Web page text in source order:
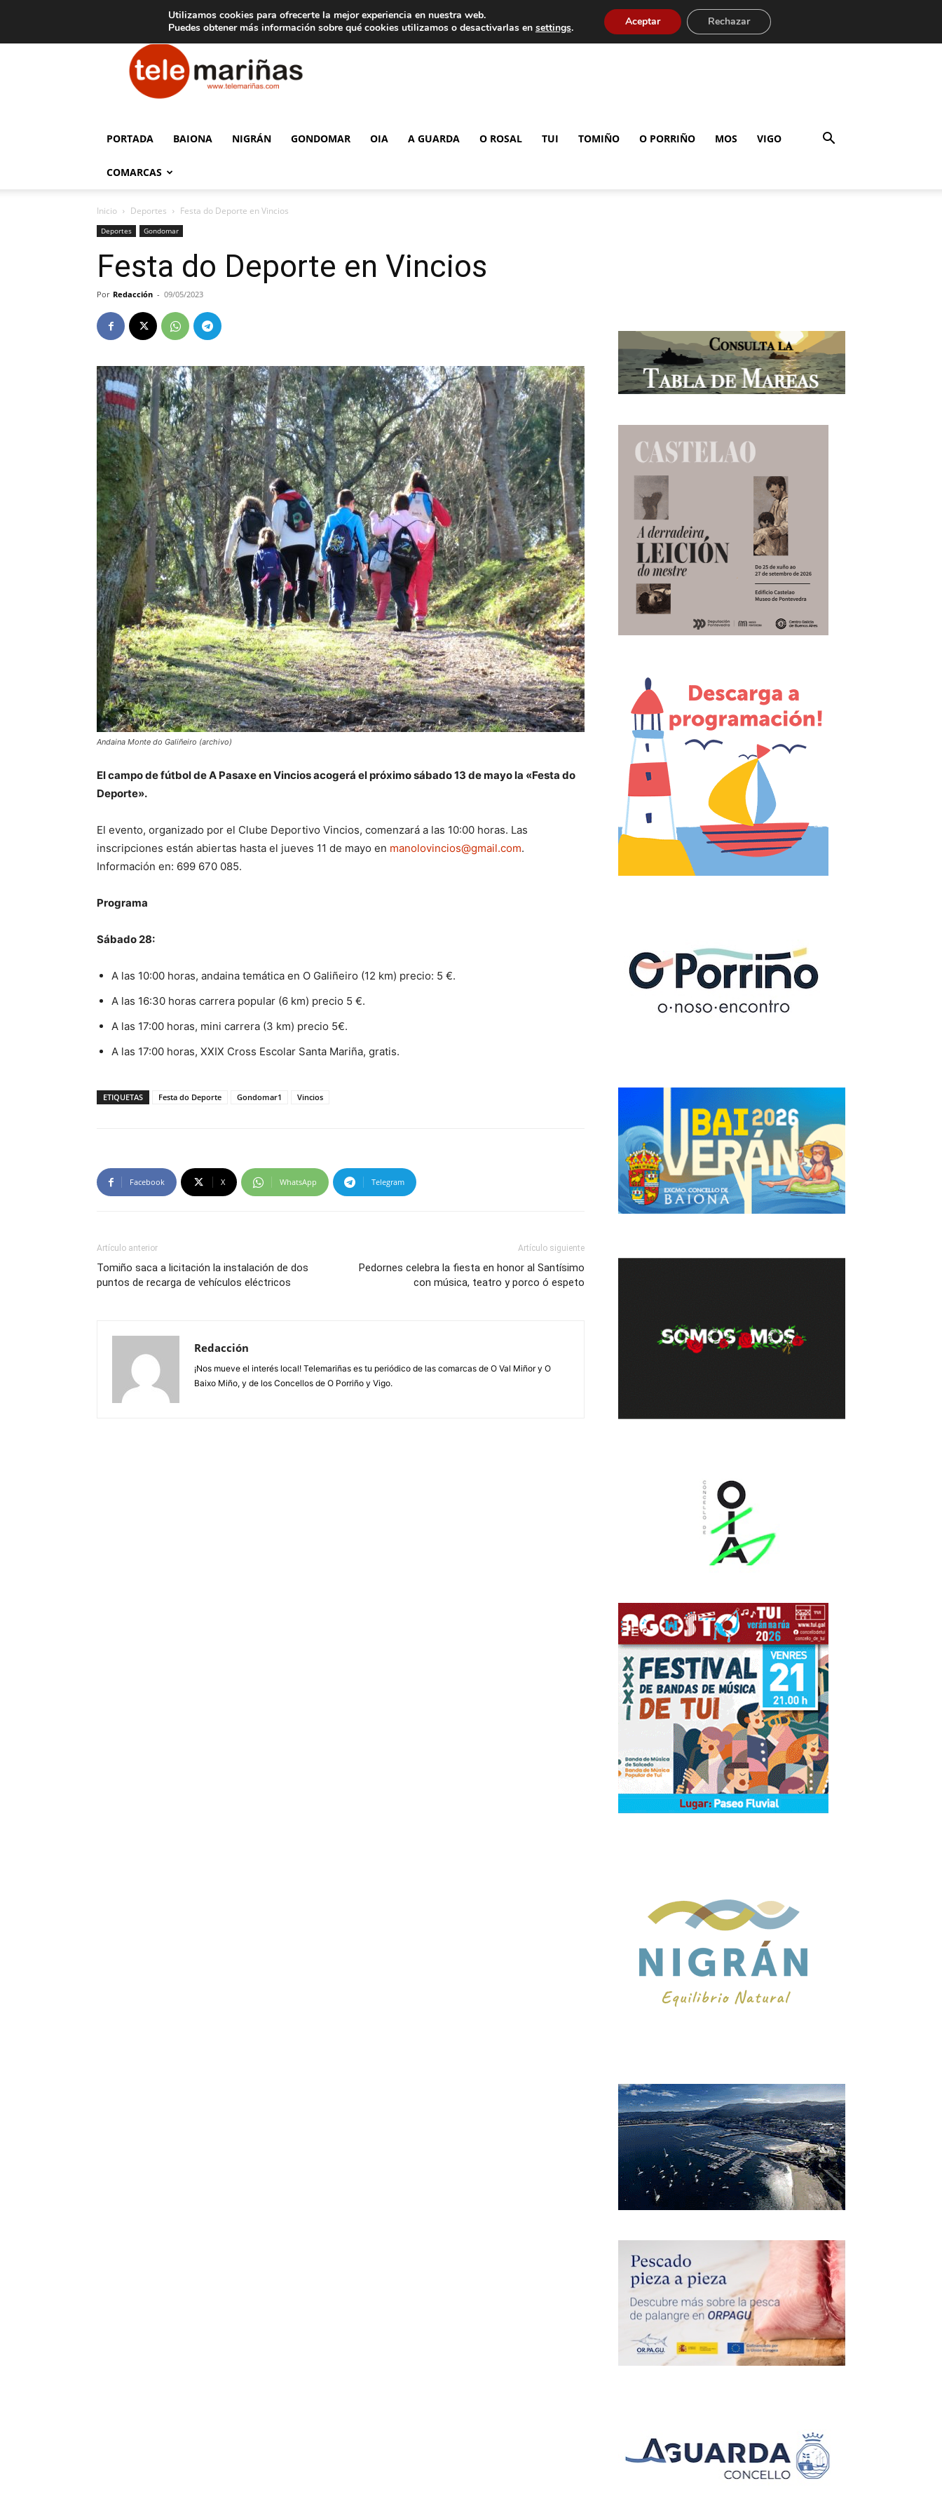
Aviso legal Tarifas de publicidad
Telemariñas
PORTADA BAIONA NIGRÁN GONDOMAR OIA A GUARDA O ROSAL TUI TOMIÑO O PORRIÑO MOS VIGO
COMARCAS
Inicio Deportes Festa do Deporte en Vincios
Deportes Gondomar
Festa do Deporte en Vincios
Por Redacción - 09/05/2023
Andaina Monte do Galiñeiro (archivo)
El campo de fútbol de A Pasaxe en Vincios acogerá el próximo sábado 13 de mayo la «Festa do
Deporte».
El evento, organizado por el Clube Deportivo Vincios, comenzará a las 10:00 horas. Las
inscripciones están abiertas hasta el jueves 11 de mayo en manolovincios@gmail.com.
Información en: 699 670 085.
Programa
Sábado 28:
A las 10:00 horas, andaina temática en O Galiñeiro (12 km) precio: 5 €.
A las 16:30 horas carrera popular (6 km) precio 5 €.
A las 17:00 horas, mini carrera (3 km) precio 5€.
A las 17:00 horas, XXIX Cross Escolar Santa Mariña, gratis.
ETIQUETAS Festa do Deporte Gondomar1 Vincios
Facebook X WhatsApp Telegram
Artículo anterior
Tomiño saca a licitación la instalación de dos
puntos de recarga de vehículos eléctricos
Artículo siguiente
Pedornes celebra la fiesta en honor al Santísimo
con música, teatro y porco ó espeto
Redacción
¡Nos mueve el interés local! Telemariñas es tu periódico de las comarcas de O Val Miñor y O
Baixo Miño, y de los Concellos de O Porriño y Vigo.
Utilizamos cookies para ofrecerte la mejor experiencia en nuestra web.
Puedes obtener más información sobre qué cookies utilizamos o desactivarlas en settings. Aceptar Rechazar